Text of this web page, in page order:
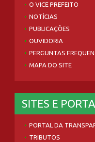
O VICE PREFEITO
NOTÍCIAS
PUBLICAÇÕES
OUVIDORIA
PERGUNTAS
MAPA DO SITE
SITES E
PORTAL DA
TRIBUTOS